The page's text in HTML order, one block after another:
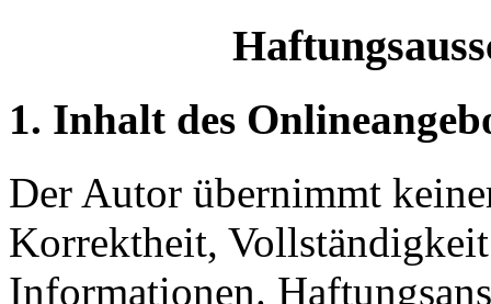
1. Inhalt des
Der Autor übernimmt
Korrektheit,
Informationen.